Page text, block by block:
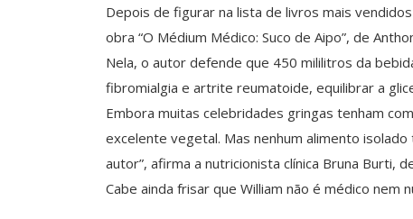
Depois de figurar na lista de livros mais
obra “O Médium Médico: Suco de Aipo”, de
Nela, o autor defende que 450 mililitros da
fibromialgia e artrite reumatoide, equilibrar a
Embora muitas celebridades gringas tenham
excelente vegetal. Mas nenhum alimento
autor”, afirma a nutricionista clínica Bruna Burti,
Cabe ainda frisar que William não é médico